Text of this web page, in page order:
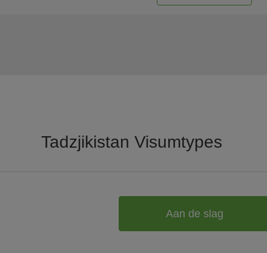
Tadzjikistan Visumtypes
Aan de slag